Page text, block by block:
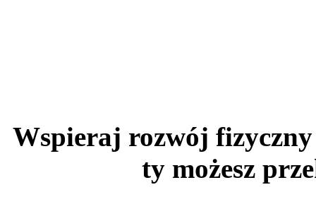
Wspieraj rozwój fizyczny
ty możesz